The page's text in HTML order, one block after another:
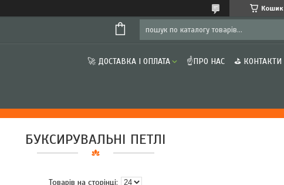
Кошик
🚀 ДОСТАВКА І ОПЛАТА ☝ПРО НАС ⛳ КОНТАКТИ
БУКСИРУВАЛЬНІ ПЕТЛІ